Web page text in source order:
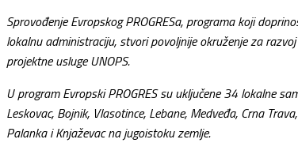
Sprovođenje Evropskog PROGRESa, programa koji
lokalnu administraciju, stvori povoljnije okruženje za
projektne usluge UNOPS.
U program Evropski PROGRES su uključene 34 lokalne
Leskovac, Bojnik, Vlasotince, Lebane, Medveđa, Crna
Palanka i Knjaževac na jugoistoku zemlje.